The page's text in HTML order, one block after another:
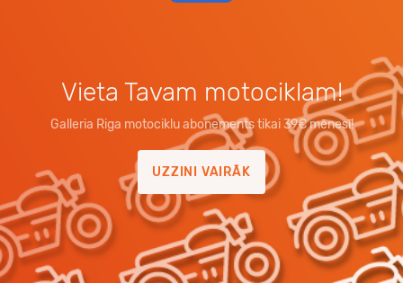
Vieta Tavam motociklam!
Galleria Riga motociklu abonements tikai 39€ mēnesī!
UZZINI VAIRĀK